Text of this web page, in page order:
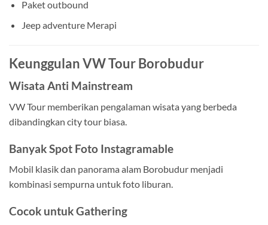
Paket outbound
Jeep adventure Merapi
Keunggulan VW Tour Borobudur
Wisata Anti Mainstream
VW Tour memberikan pengalaman wisata yang berbeda
dibandingkan city tour biasa.
Banyak Spot Foto Instagramable
Mobil klasik dan panorama alam Borobudur menjadi
kombinasi sempurna untuk foto liburan.
Cocok untuk Gathering